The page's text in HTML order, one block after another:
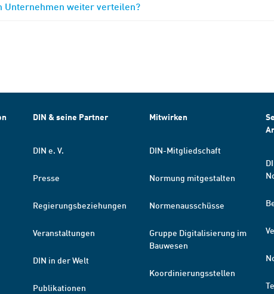
Unternehmen weiter verteilen?
DIN & seine Partner
DIN e. V.
Presse
Regierungsbeziehungen
Veranstaltungen
DIN in der Welt
Publikationen
Mitwirken
DIN-Mitgliedschaft
Normung mitgestalten
Normenausschüsse
Gruppe Digitalisierung im
Bauwesen
Koordinierungsstellen